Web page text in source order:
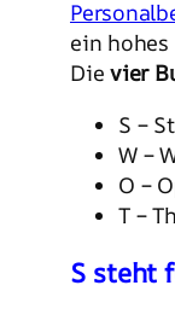
ein
Dievier
S –
W –
O –
T –
S steht